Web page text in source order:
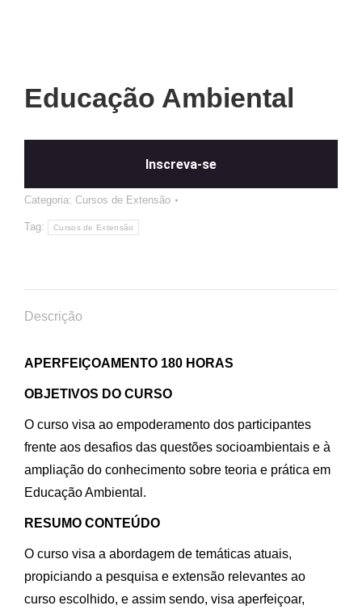
Educação Ambiental
Inscreva-se
Categoria: Cursos de Extensão
Tag: Cursos de Extensão
Descrição
APERFEIÇOAMENTO 180 HORAS
OBJETIVOS DO CURSO
O curso visa ao empoderamento dos participantes
frente aos desafios das questões socioambientais e à
ampliação do conhecimento sobre teoria e prática em
Educação Ambiental.
RESUMO CONTEÚDO
O curso visa a abordagem de temáticas atuais,
propiciando a pesquisa e extensão relevantes ao
curso escolhido, e assim sendo, visa aperfeiçoar,